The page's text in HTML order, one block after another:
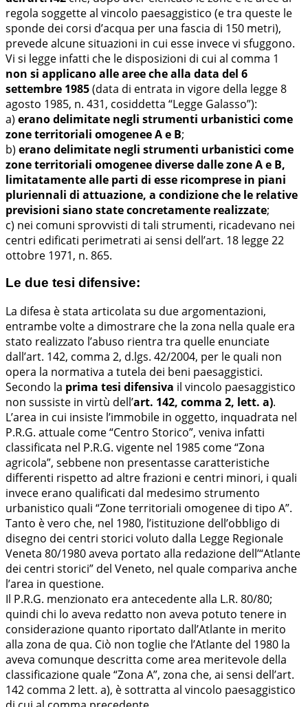
regola soggette al vincolo paesaggistico (e tra queste le
sponde dei corsi d’acqua per una fascia di 150 metri),
prevede alcune situazioni in cui esse invece vi sfuggono.
Vi si legge infatti che le disposizioni di cui al comma 1
non si applicano alle aree che alla data del 6
settembre 1985(data di entrata in vigore della legge 8
agosto 1985, n. 431, cosiddetta “Legge Galasso”):
a) erano delimitate negli strumenti urbanistici come
zone territoriali omogenee A e B;
b) erano delimitate negli strumenti urbanistici come
zone territoriali omogenee diverse dalle zone A e B,
limitatamente alle parti di esse ricomprese in piani
pluriennali di attuazione, a condizione che le relative
previsioni siano state concretamente realizzate;
c) nei comuni sprovvisti di tali strumenti, ricadevano nei
centri edificati perimetrati ai sensi dell’art. 18 legge 22
ottobre 1971, n. 865.
Le due tesi difensive:
La difesa è stata articolata su due argomentazioni,
entrambe volte a dimostrare che la zona nella quale era
stato realizzato l’abuso rientra tra quelle enunciate
dall’art. 142, comma 2, d.lgs. 42/2004, per le quali non
opera la normativa a tutela dei beni paesaggistici.
Secondo la prima tesi difensiva il vincolo paesaggistico
non sussiste in virtù dell’art. 142, comma 2, lett. a).
L’area in cui insiste l’immobile in oggetto, inquadrata nel
P.R.G. attuale come “Centro Storico”, veniva infatti
classificata nel P.R.G. vigente nel 1985 come “Zona
agricola”, sebbene non presentasse caratteristiche
differenti rispetto ad altre frazioni e centri minori, i quali
invece erano qualificati dal medesimo strumento
urbanistico quali “Zone territoriali omogenee di tipo A”.
Tanto è vero che, nel 1980, l’istituzione dell’obbligo di
disegno dei centri storici voluto dalla Legge Regionale
Veneta 80/1980 aveva portato alla redazione dell’“Atlante
dei centri storici” del Veneto, nel quale compariva anche
l’area in questione.
Il P.R.G. menzionato era antecedente alla L.R. 80/80;
quindi chi lo aveva redatto non aveva potuto tenere in
considerazione quanto riportato dall’Atlante in merito
alla zona de qua. Ciò non toglie che l’Atlante del 1980 la
aveva comunque descritta come area meritevole della
classificazione quale “Zona A”, zona che, ai sensi dell’art.
142 comma 2 lett. a), è sottratta al vincolo paesaggistico